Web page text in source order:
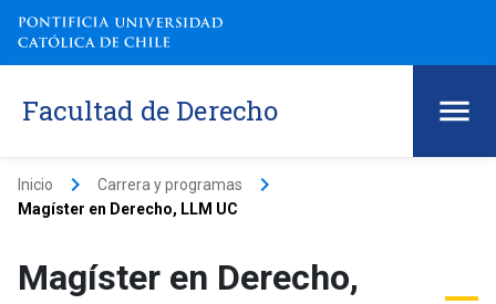
Facultad de Derecho
Inicio keyboard_arrow_right Carrera y programas keyboard_arrow_right
Magíster en Derecho, LLM UC
Magíster en Derecho,